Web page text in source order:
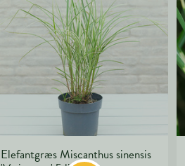
Elefantgræs Miscanthus sinensis